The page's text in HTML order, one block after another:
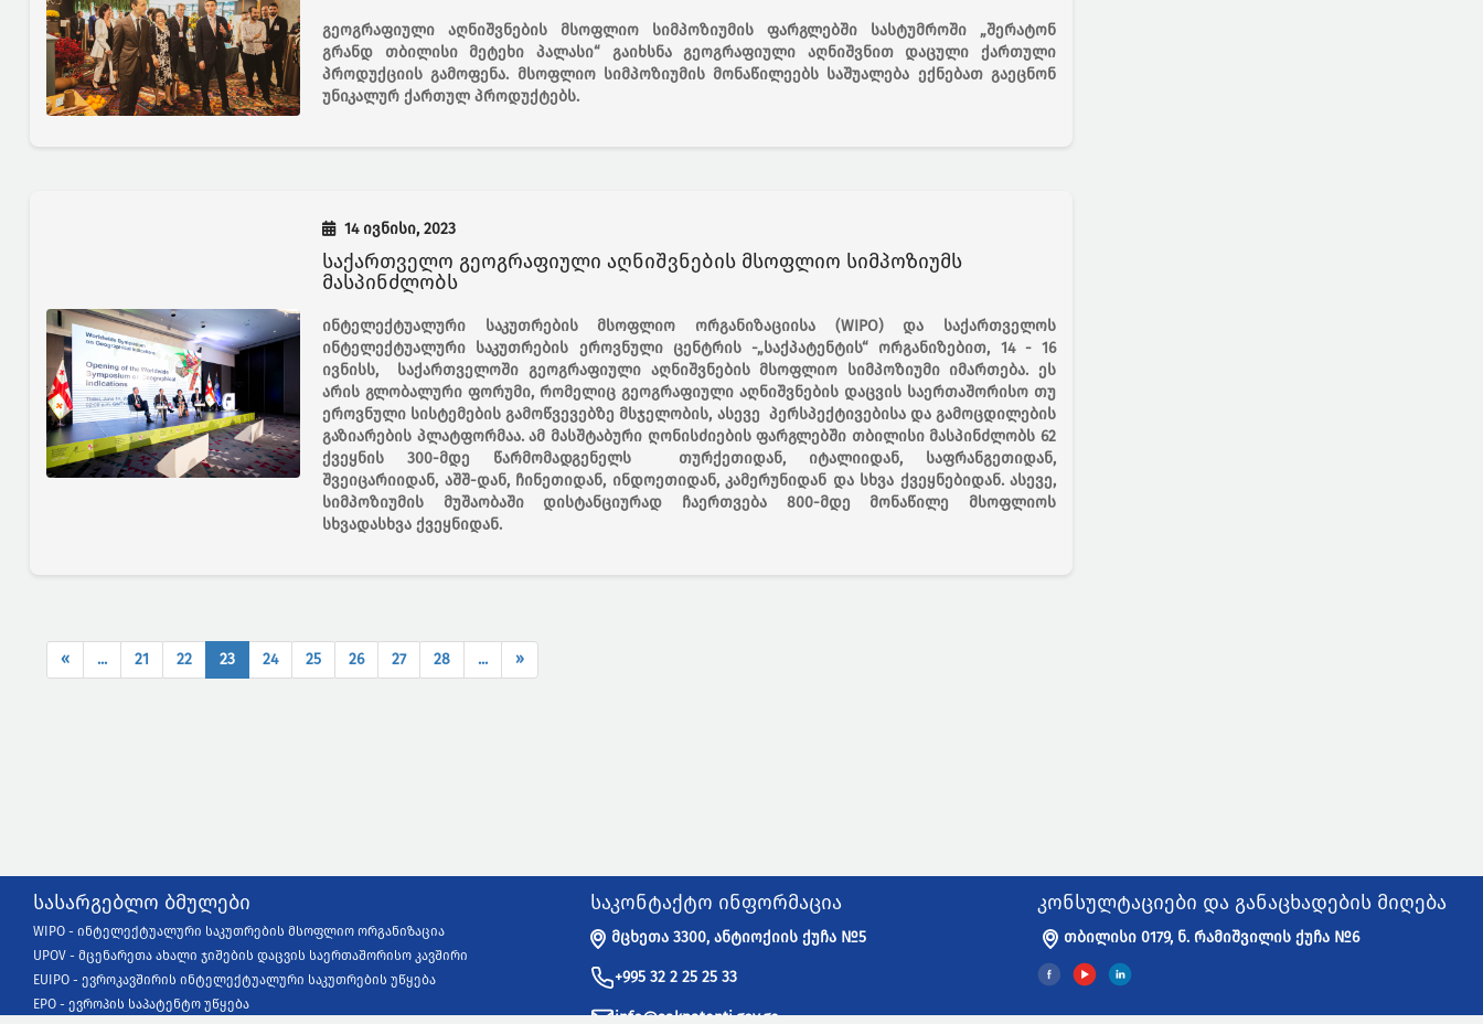
გეოგრაფიული აღნიშვნების მსოფლიო სიმპოზიუმის ფარგლებში სასტუმროში „შერატონ
გრანდ თბილისი მეტეხი პალასი“ გაიხსნა გეოგრაფიული აღნიშვნით დაცული ქართული
პროდუქციის გამოფენა. მსოფლიო სიმპოზიუმის მონაწილეებს საშუალება ექნებათ გაეცნონ
უნიკალურ ქართულ პროდუქტებს.
14 ივნისი, 2023
საქართველო გეოგრაფიული აღნიშვნების მსოფლიო სიმპოზიუმს
მასპინძლობს
ინტელექტუალური საკუთრების მსოფლიო ორგანიზაციისა (WIPO) და საქართველოს
ინტელექტუალური საკუთრების ეროვნული ცენტრის -„საქპატენტის“ ორგანიზებით, 14 - 16
ივნისს, საქართველოში გეოგრაფიული აღნიშვნების მსოფლიო სიმპოზიუმი იმართება. ეს
არის გლობალური ფორუმი, რომელიც გეოგრაფიული აღნიშვნების დაცვის საერთაშორისო თუ
ეროვნული სისტემების გამოწვევებზე მსჯელობის, ასევე პერსპექტივებისა და გამოცდილების
გაზიარების პლატფორმაა. ამ მასშტაბური ღონისძიების ფარგლებში თბილისი მასპინძლობს 62
ქვეყნის 300-მდე წარმომადგენელს თურქეთიდან, იტალიიდან, საფრანგეთიდან,
შვეიცარიიდან, აშშ-დან, ჩინეთიდან, ინდოეთიდან, კამერუნიდან და სხვა ქვეყნებიდან. ასევე,
სიმპოზიუმის მუშაობაში დისტანციურად ჩაერთვება 800-მდე მონაწილე მსოფლიოს
სხვადასხვა ქვეყნიდან.
« ... 21 22 23(current)
24 25 26 27 28 ... »
სასარგებლო ბმულები
WIPO - ინტელექტუალური საკუთრების მსოფლიო ორგანიზაცია
UPOV - მცენარეთა ახალი ჯიშების დაცვის საერთაშორისო კავშირი
EUIPO - ევროკავშირის ინტელექტუალური საკუთრების უწყება
EPO - ევროპის საპატენტო უწყება
საკონტაქტო ინფორმაცია
მცხეთა 3300, ანტიოქიის ქუჩა №5
+995 32 2 25 25 33
info@sakpatenti.gov.ge
კონსულტაციები და განაცხადების მიღება
თბილისი 0179, ნ. რამიშვილის ქუჩა №6